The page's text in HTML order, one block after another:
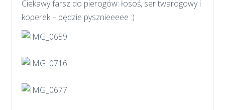
Ciekawy farsz do pierogów: łosoś, ser twarogowy i
koperek – będzie pysznieeeee :)